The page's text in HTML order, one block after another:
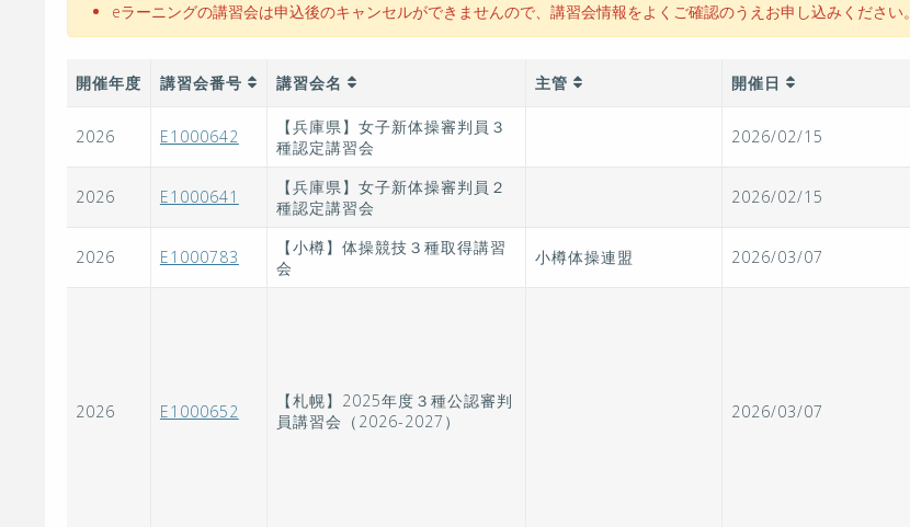
eラーニングの講習会は申込後のキャンセルができませんので、講習会情報をよくご確認のうえお申し込みください。
開催年度 講習会番号 講習会名 主管 開催日
2026 E1000642
【兵庫県】女子新体操審判員３
種認定講習会
2026/02/15
2026 E1000641
【兵庫県】女子新体操審判員２
種認定講習会
2026/02/15
2026 E1000783
【小樽】体操競技３種取得講習
会
小樽体操連盟 2026/03/07
2026 E1000652
【札幌】2025年度３種公認審判
員講習会（2026-2027）
2026/03/07